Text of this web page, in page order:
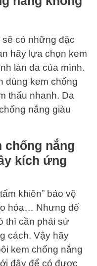
có những đặc
hãy lựa chọn kem
làn da của mình.
dùng kem chống
thấu nhanh. Da
nắng giàu
chống nắng
kích ứng
khiên” bảo vệ
hóa… Nhưng để
thì cần phải sử
cách. Vậy hãy
kem chống nắng
đây để có được